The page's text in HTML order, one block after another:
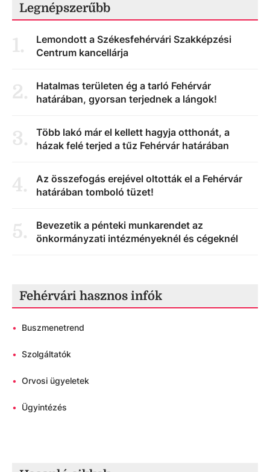
Legnépszerűbb
1.
Lemondott a Székesfehérvári Szakképzési
Centrum kancellárja
2.
Hatalmas területen ég a tarló Fehérvár
határában, gyorsan terjednek a lángok!
3.
Több lakó már el kellett hagyja otthonát, a
házak felé terjed a tűz Fehérvár határában
4.
Az összefogás erejével oltották el a Fehérvár
határában tomboló tüzet!
5.
Bevezetik a pénteki munkarendet az
önkormányzati intézményeknél és cégeknél
Fehérvári hasznos infók
• Buszmenetrend
• Szolgáltatók
• Orvosi ügyeletek
• Ügyintézés